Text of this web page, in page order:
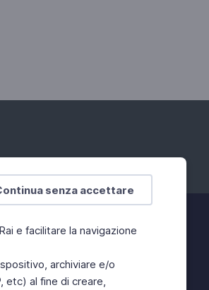
senza accettare
e facilitare la navigazione
archiviare e/o
etc) al fine di creare,